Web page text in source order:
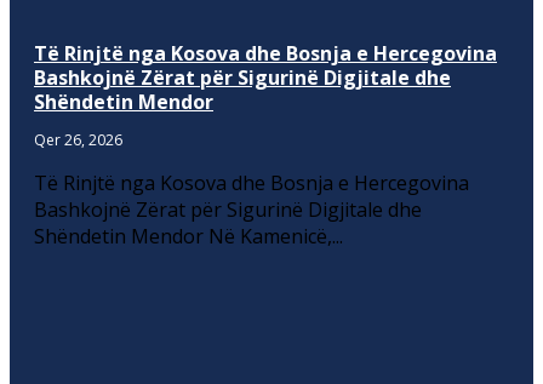
Të Rinjtë nga Kosova dhe Bosnja e Hercegovina
Bashkojnë Zërat për Sigurinë Digjitale dhe
Shëndetin Mendor
Qer 26, 2026
Të Rinjtë nga Kosova dhe Bosnja e Hercegovina
Bashkojnë Zërat për Sigurinë Digjitale dhe
Shëndetin Mendor Në Kamenicë,...